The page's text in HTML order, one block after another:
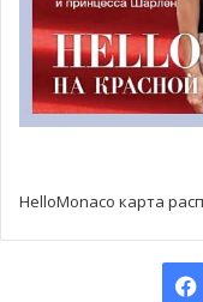
HelloMonaco карта